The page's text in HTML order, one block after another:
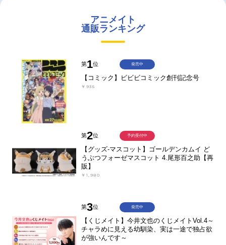
アニメイト
通販ランキング
第1位
【コミック】ビビビコミック創刊記念号
￥935
発売中
第2位
【グッズ-マスコット】ゴールデンカムイ ど
うぶつフォーゼマスコット 4.尾形百之助【再
販】
￥1,980
予約受付中
第3位
【くじメイト】今井文也のくじメイトVol.4～
チャラめに見える幼馴染、実は一途で独占欲
が強いんです～
発売中